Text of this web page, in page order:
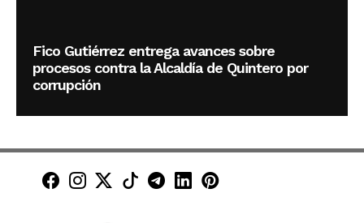
Fico Gutiérrez entrega avances sobre
procesos contra la Alcaldía de Quintero por
corrupción
Minuto30 en Facebook
Minuto30 en Instagram
Minuto30 en X (Twitter)
Minuto30 en TikTok
Canal de Minuto30 en
Minuto30 en LinkedIn
Minuto30 en